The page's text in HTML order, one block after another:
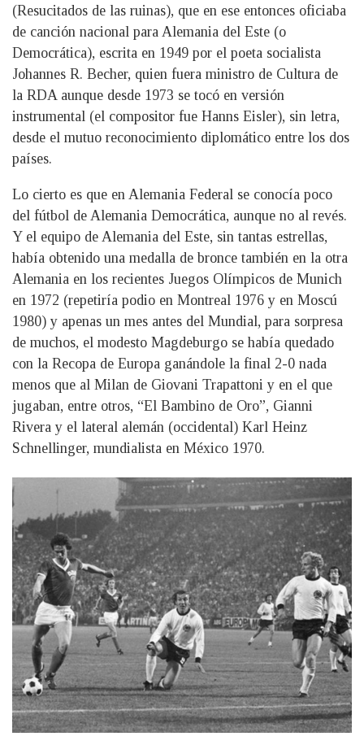
(Resucitados de las ruinas), que en ese entonces oficiaba
de canción nacional para Alemania del Este (o
Democrática), escrita en 1949 por el poeta socialista
Johannes R. Becher, quien fuera ministro de Cultura de
la RDA aunque desde 1973 se tocó en versión
instrumental (el compositor fue Hanns Eisler), sin letra,
desde el mutuo reconocimiento diplomático entre los dos
países.
Lo cierto es que en Alemania Federal se conocía poco
del fútbol de Alemania Democrática, aunque no al revés.
Y el equipo de Alemania del Este, sin tantas estrellas,
había obtenido una medalla de bronce también en la otra
Alemania en los recientes Juegos Olímpicos de Munich
en 1972 (repetiría podio en Montreal 1976 y en Moscú
1980) y apenas un mes antes del Mundial, para sorpresa
de muchos, el modesto Magdeburgo se había quedado
con la Recopa de Europa ganándole la final 2-0 nada
menos que al Milan de Giovani Trapattoni y en el que
jugaban, entre otros, “El Bambino de Oro”, Gianni
Rivera y el lateral alemán (occidental) Karl Heinz
Schnellinger, mundialista en México 1970.